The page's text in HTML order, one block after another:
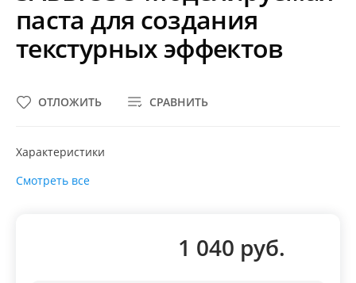
паста для создания
текстурных эффектов
СРАВНИТЬ
ОТЛОЖИТЬ
Характеристики
Смотреть все
1 040 руб.